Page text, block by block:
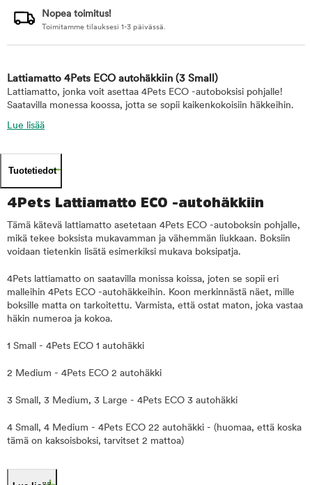
Nopea toimitus!
Toimitamme tilauksesi 1-3 päivässä.
Lattiamatto 4Pets ECO autohäkkiin (3 Small)
Lattiamatto, jonka voit asettaa 4Pets ECO -autoboksisi pohjalle!
Saatavilla monessa koossa, jotta se sopii kaikenkokoisiin häkkeihin.
Lue lisää
Tuotetiedot
4Pets Lattiamatto ECO -autohäkkiin
Tämä kätevä lattiamatto asetetaan 4Pets ECO -autoboksin pohjalle,
mikä tekee boksista mukavamman ja vähemmän liukkaan. Boksiin
voidaan tietenkin lisätä esimerkiksi mukava boksipatja.
4Pets lattiamatto on saatavilla monissa koissa, joten se sopii eri
malleihin 4Pets ECO -autohäkkeihin. Koon merkinnästä näet, mille
boksille matta on tarkoitettu. Varmista, että ostat maton, joka vastaa
häkin numeroa ja kokoa.
1 Small - 4Pets ECO 1 autohäkki
2 Medium - 4Pets ECO 2 autohäkki
3 Small, 3 Medium, 3 Large - 4Pets ECO 3 autohäkki
4 Small, 4 Medium - 4Pets ECO 22 autohäkki - (huomaa, että koska
tämä on kaksoisboksi, tarvitset 2 mattoa)